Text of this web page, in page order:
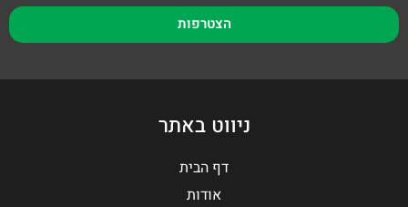
הצטרפות
ניווט באתר
דף הבית
אודות